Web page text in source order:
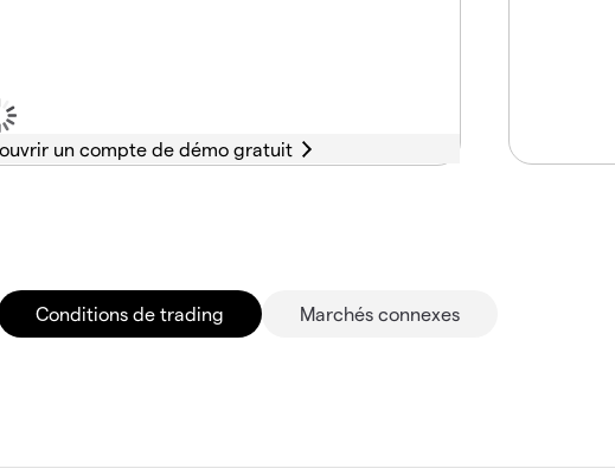
Conditions de trading Marchés connexes